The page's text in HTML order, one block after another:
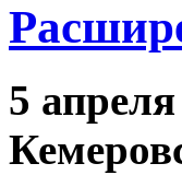
5